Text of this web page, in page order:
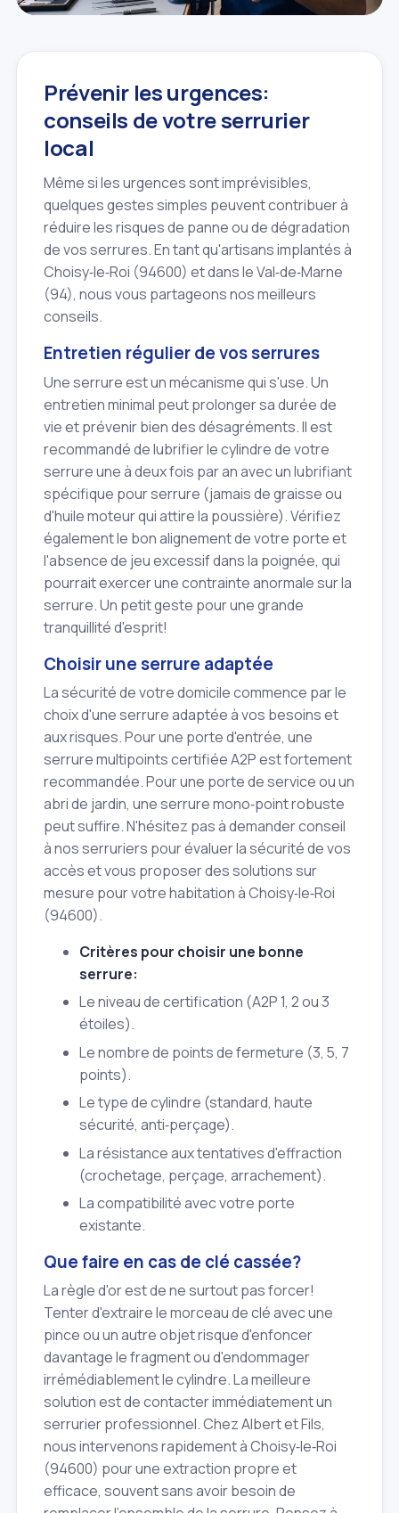
Prévenir les urgences:
conseils de votre serrurier
local
Même si les urgences sont imprévisibles,
quelques gestes simples peuvent contribuer à
réduire les risques de panne ou de dégradation
de vos serrures. En tant qu'artisans implantés à
Choisy‑le‑Roi (94600) et dans le Val‑de‑Marne
(94), nous vous partageons nos meilleurs
conseils.
Entretien régulier de vos serrures
Une serrure est un mécanisme qui s'use. Un
entretien minimal peut prolonger sa durée de
vie et prévenir bien des désagréments. Il est
recommandé de lubrifier le cylindre de votre
serrure une à deux fois par an avec un lubrifiant
spécifique pour serrure (jamais de graisse ou
d'huile moteur qui attire la poussière). Vérifiez
également le bon alignement de votre porte et
l'absence de jeu excessif dans la poignée, qui
pourrait exercer une contrainte anormale sur la
serrure. Un petit geste pour une grande
tranquillité d'esprit!
Choisir une serrure adaptée
La sécurité de votre domicile commence par le
choix d'une serrure adaptée à vos besoins et
aux risques. Pour une porte d'entrée, une
serrure multipoints certifiée A2P est fortement
recommandée. Pour une porte de service ou un
abri de jardin, une serrure mono‑point robuste
peut suffire. N'hésitez pas à demander conseil
à nos serruriers pour évaluer la sécurité de vos
accès et vous proposer des solutions sur
mesure pour votre habitation à Choisy‑le‑Roi
(94600).
Critères pour choisir une bonne
serrure:
Le niveau de certification (A2P 1, 2 ou 3
étoiles).
Le nombre de points de fermeture (3, 5, 7
points).
Le type de cylindre (standard, haute
sécurité, anti‑perçage).
La résistance aux tentatives d'effraction
(crochetage, perçage, arrachement).
La compatibilité avec votre porte
existante.
Que faire en cas de clé cassée?
La règle d'or est de ne surtout pas forcer!
Tenter d'extraire le morceau de clé avec une
pince ou un autre objet risque d'enfoncer
davantage le fragment ou d'endommager
irrémédiablement le cylindre. La meilleure
solution est de contacter immédiatement un
serrurier professionnel. Chez Albert et Fils,
nous intervenons rapidement à Choisy‑le‑Roi
(94600) pour une extraction propre et
efficace, souvent sans avoir besoin de